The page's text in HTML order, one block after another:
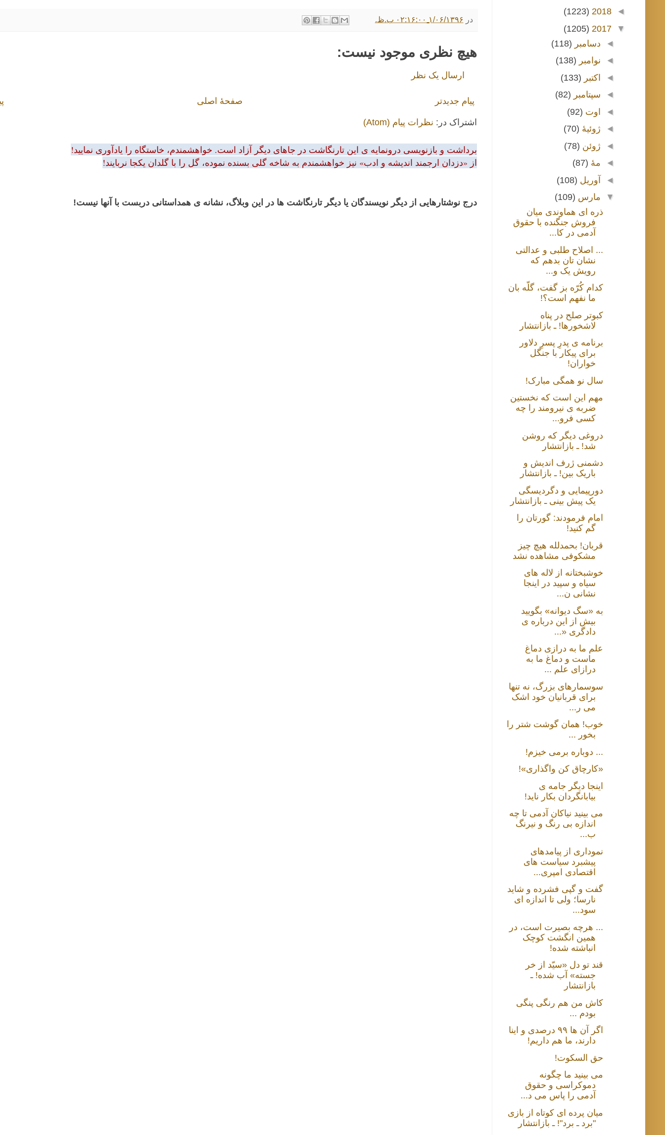
در ۱/۰۶/۱۳۹۶ ۰۲:۱۶:۰۰ ب.ظ.
هیچ نظری موجود نیست:
ارسال یک نظر
پیام جدیدتر صفحهٔ اصلی
اشتراک در: نظرات پیام (Atom)
برداشت و بازنویسی درونمایه ی این تارنگاشت در جاهای دیگر آزاد است. خواهشمندم، خاستگاه را یادآوری نمایید!
از «دزدان ارجمند اندیشه و ادب» نیز خواهشمندم به شاخه گلی بسنده نموده، گل را با گلدان یکجا نربایند!
درج نوشتارهایی از دیگر نویسندگان یا دیگر تارنگاشت ها در این وبلاگ، نشانه ی همداستانی دربست با آنها نیست!
◄
2018
(1223)
▼
2017
(1205)
◄ دسامبر (118)
◄ نوامبر (138)
◄ اکتبر (133)
◄ سپتامبر (82)
◄ اوت (92)
◄ ژوئیهٔ (70)
◄ ژوئن (78)
◄ مهٔ (87)
◄ آوریل (108)
▼ مارس (109)
ذره ای هماوندی میان
فروش جنگنده با حقوق
آدمی در کا...
... اصلاح طلبی و عدالتی
نشان تان بدهم که
رویش یک و...
کدام کُرّه بز گفت، گلّه بان
ما نفهم است؟!
کبوتر صلح در پناه
لاشخورها! ـ بازانتشار
برنامه ی پدرِ پسرِ دلاور
برای پیکار با جنگل
خواران!
سال نو همگی مبارک!
مهم این است که نخستین
ضربه ی نیرومند را چه
کسی فرو...
دروغی دیگر که روشن
شد! ـ بازانتشار
دشمنی ژرف اندیش و
باریک بین! ـ بازانتشار
دورپیمایی و دگردیسگی
یک پیش بینی ـ بازانتشار
امام فرمودند: گورتان را
گم کنید!
قربان! بحمدلله هیچ چیز
مشکوفی مشاهده نشد
خوشبختانه از لاله های
سیاه و سپید در اینجا
نشانی ن...
به «سگ دیوانه» بگویید
بیش از این درباره ی
دادگری «...
علم ما به درازی دماغ
ماست و دماغ ما به
درازای علم ...
سوسمارهای بزرگ، نه تنها
برای قربانیان خود اشک
می ر...
خوب! همان گوشت شتر را
بخور ...
... دوباره برمی خیزم!
«کارچاق کن واگذاری»!
اینجا دیگر جامه ی
بیابانگردان بکار ناید!
می بینید نیاکان آدمی تا چه
اندازه بی رنگ و نیرنگ
ب...
نموداری از پیامدهای
پیشبرد سیاست های
اقتصادی امپری...
گفت و گپی فشرده و شاید
نارسا؛ ولی تا اندازه ای
سود...
... هرچه بصیرت است، در
همین انگشت کوچک
انباشته شده!
قند تو دل «سیّد از خر
جسته» آب شده! ـ
بازانتشار
کاش من هم رنگی پنگی
بودم ...
اگر آن ها ۹۹ درصدی و اینا
دارند، ما هم داریم!
حق السکوت!
می بینید ما چگونه
دموکراسی و حقوق
آدمی را پاس می د...
میان پرده ای کوتاه از بازی
"برد ـ برد"! ـ بازانتشار